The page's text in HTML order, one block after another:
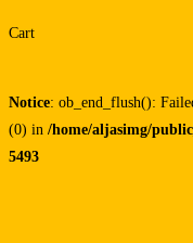
Cart
Notice: ob_end_flush():
(0) in /home/aljasimg/
5493